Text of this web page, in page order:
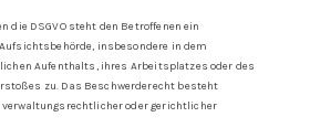
die DSGVO steht den Betroffenen ein
insbesondere in dem
Aufenthalts, ihres Arbeitsplatzes oder des
zu. Das Beschwerderecht besteht
oder gerichtlicher